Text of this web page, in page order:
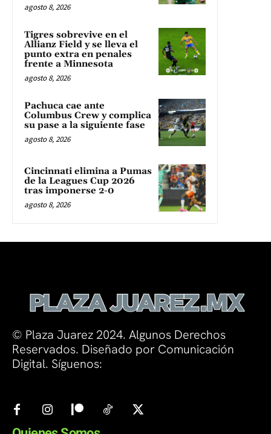
agosto 8, 2026
Tigres sobrevive en el
Allianz Field y se lleva el
punto extra en penales
frente a Minnesota
agosto 8, 2026
Pachuca cae ante
Columbus Crew y complica
su pase a la siguiente fase
agosto 8, 2026
Cincinnati elimina a Pumas
de la Leagues Cup 2026
tras imponerse 2-0
agosto 8, 2026
© Plaza Juarez 2024. Algunos Derechos
Reservados. Diseñado por Comunicación
Digital. Síguenos: